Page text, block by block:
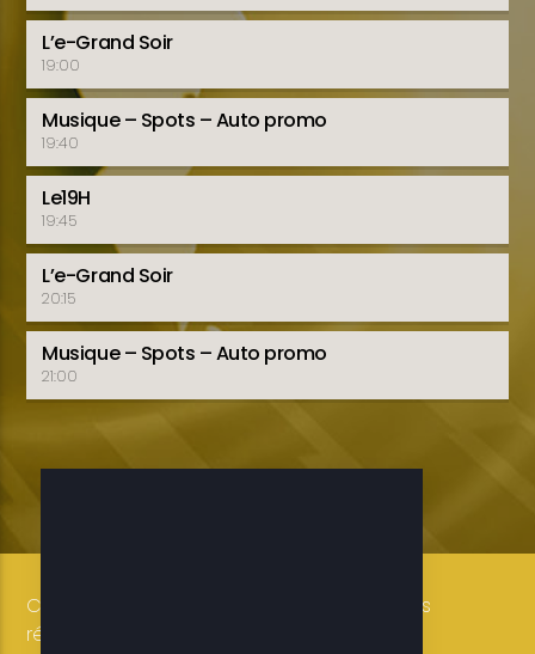
L’e-Grand Soir
19:00
Musique – Spots – Auto promo
19:40
Le19H
19:45
L’e-Grand Soir
20:15
Musique – Spots – Auto promo
21:00
Copyright 2019-2025 ETELE BENIN Tous droits
réservés / Conception: LUXE CONSULTING